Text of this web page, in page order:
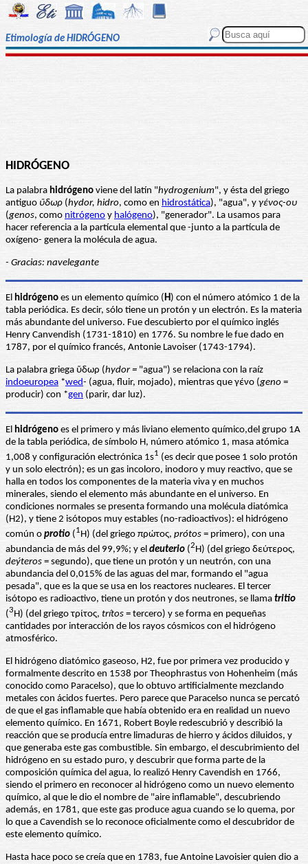
Etimología de HIDRÓGENO
HIDRÓGENO
La palabra hidrógeno viene del latín "hydrogenium", y ésta del griego
antiguo ὕδωρ (hydor, hidro, como en hidrostática), "agua", y γένος-ου
(genos, como nitrógeno y halógeno), "generador". La usamos para
hacer referencia a la partícula elemental que -junto a la partícula de
oxígeno- genera la molécula de agua.
- Gracias: navelegante
El hidrógeno es un elemento químico (H) con el número atómico 1 de la
tabla periódica. Es decir, sólo tiene un protón y un electrón. Es la materia
más abundante del universo. Fue descubierto por el químico inglés
Henry Canvendish (1731-1810) en 1776. Su nombre le fue dado en
1787, por el químico francés, Antonie Lavoiser (1743-1794).
La palabra griega ὕδωρ (hydor = "agua") se relaciona con la raíz
indoeuropea *wed- (agua, fluir, mojado), mientras que γένο (geno =
producir) con *gen (parir, dar luz).
El hidrógeno es el primero y más liviano elemento químico,del grupo 1A
de la tabla periódica, de símbolo H, número atómico 1, masa atómica
1,008 y configuración electrónica 1s1 (es decir que posee 1 solo protón
y un solo electrón); es un gas incoloro, inodoro y muy reactivo, que se
halla en todos los componentes de la materia viva y en muchos
minerales, siendo el elemento más abundante en el universo. En
condiciones normales se presenta formando una molécula diatómica
(H2), y tiene 2 isótopos muy estables (no-radioactivos): el hidrógeno
común o protio (1H) (del griego πρώτος, prótos = primero), con una
abundancia de más del 99,9%; y el deuterio (2H) (del griego δεύτερος,
deýteros = segundo), que tiene un protón y un neutrón, con una
abundancia del 0,015% de las aguas del mar, formando el "agua
pesada", que es la que se usa en los reactores nucleares. El tercer
isótopo es radioactivo, tiene un protón y dos neutrones, se llama tritio
(3H) (del griego τρίτος, trítos = tercero) y se forma en pequeñas
cantidades por interacción de los rayos cósmicos con el hidrógeno
atmosférico.
El hidrógeno diatómico gaseoso, H2, fue por primera vez producido y
formalmente descrito en 1538 por Theophrastus von Hohenheim (más
conocido como Paracelso), que lo obtuvo artificialmente mezclando
metales con ácidos fuertes. Pero parece que Paracelso nunca se percató
de que el gas inflamable que había obtenido era en realidad un nuevo
elemento químico. En 1671, Robert Boyle redescubrió y describió la
reacción que se producía entre limaduras de hierro y ácidos diluidos, y
que generaba este gas combustible. Sin embargo, el descubrimiento del
hidrógeno en su estado puro, y descubrir que forma parte de la
composición química del agua, lo realizó Henry Cavendish en 1766,
siendo el primero en reconocer al hidrógeno como un nuevo elemento
químico, al que le dio el nombre de "aire inflamable", descubriendo
además, en 1781, que este gas produce agua cuando se lo quema, por
lo que a Cavendish se lo reconoce oficialmente como el descubridor de
este elemento químico.
Hasta hace poco se creía que en 1783, fue Antoine Lavoisier quien dio a